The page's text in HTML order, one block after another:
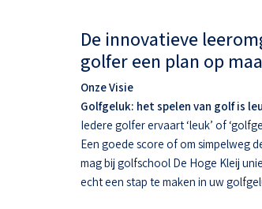
De innovatieve
golfer een plan op
Onze Visie
Golfgeluk: het spelen van golf is
Iedere golfer ervaart ‘leuk’ of
Een goede score of om simpelweg
mag bij golfschool De Hoge Kleij
echt een stap te maken in uw